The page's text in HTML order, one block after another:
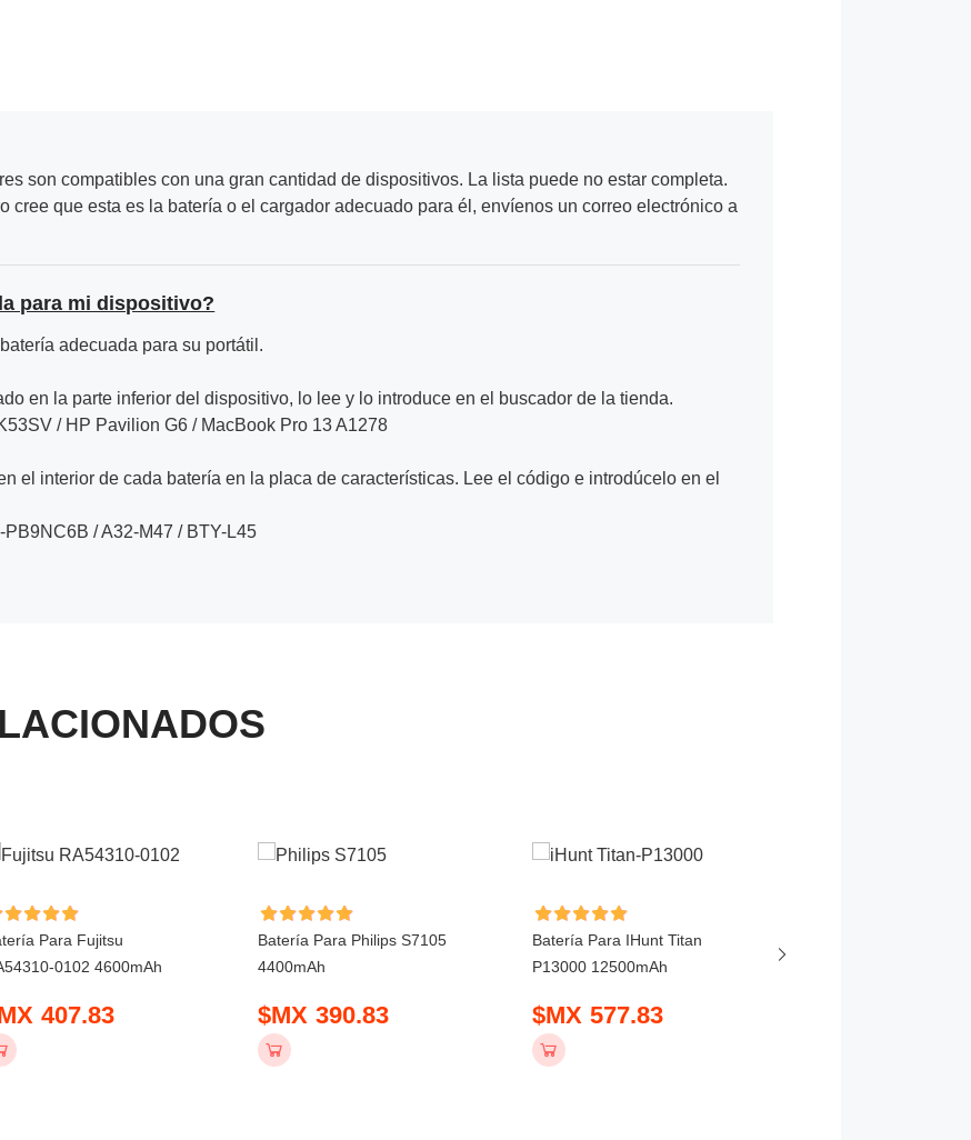
son compatibles con una gran cantidad de dispositivos. La lista puede no estar completa.
cree que esta es la batería o el cargador adecuado para él, envíenos un correo electrónico a
para mi dispositivo?
adecuada para su portátil.
en la parte inferior del dispositivo, lo lee y lo introduce en el buscador de la tienda.
/ HP Pavilion G6 / MacBook Pro 13 A1278
el interior de cada batería en la placa de características. Lee el código e introdúcelo en el
/ A32-M47 / BTY-L45
Para Fujitsu
0102 4600mAh
407.83
Batería Para Philips S7105
4400mAh
$MX 390.83
Batería Para IHunt Titan
P13000 12500mAh
$MX 577.83